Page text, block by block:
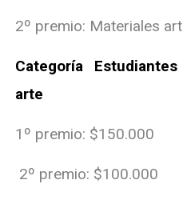
2º premio: Materiales
Categoría
arte
1º premio: $150.000
2º premio: $100.000